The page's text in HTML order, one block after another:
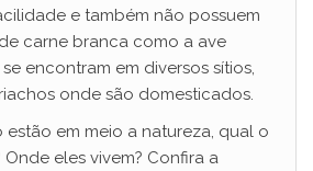
e também não possuem
carne branca como a ave
encontram em diversos sítios,
onde são domesticados.
estão em meio a natureza, qual o
eles vivem? Confira a